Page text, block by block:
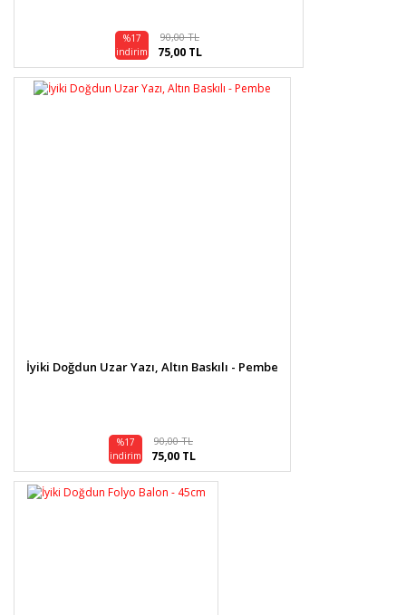
%17
indirim
90,00 TL
75,00 TL
İyiki Doğdun Uzar Yazı, Altın Baskılı - Pembe
%17
indirim
90,00 TL
75,00 TL